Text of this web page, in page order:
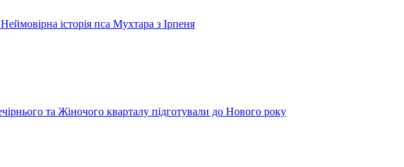
історія пса Мухтара з Ірпеня
та Жіночого кварталу підготували до Нового року